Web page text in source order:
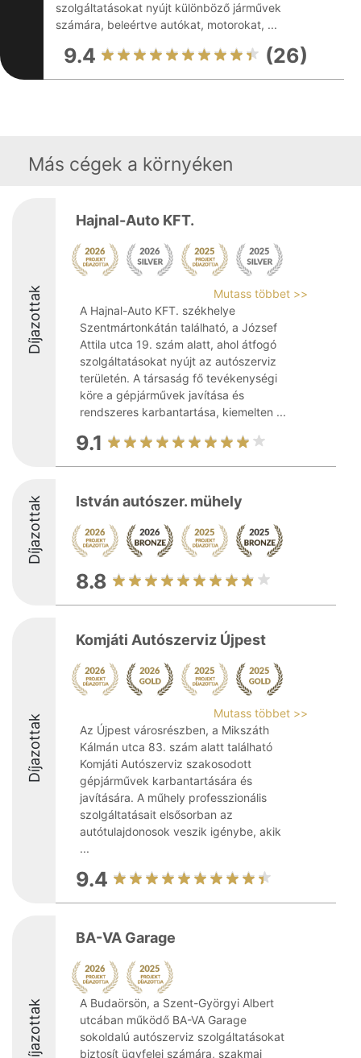
szolgáltatásokat nyújt különböző járművek
számára, beleértve autókat, motorokat, ...
9.4 (26)
Más cégek a környéken
Díjazottak
Hajnal-Auto KFT.
Mutass többet >>
A Hajnal-Auto KFT. székhelye
Szentmártonkátán található, a József
Attila utca 19. szám alatt, ahol átfogó
szolgáltatásokat nyújt az autószerviz
területén. A társaság fő tevékenységi
köre a gépjárművek javítása és
rendszeres karbantartása, kiemelten ...
9.1
Díjazottak István autószer. mühely
8.8
Díjazottak
Komjáti Autószerviz Újpest
Mutass többet >>
Az Újpest városrészben, a Mikszáth
Kálmán utca 83. szám alatt található
Komjáti Autószerviz szakosodott
gépjárművek karbantartására és
javítására. A műhely professzionális
szolgáltatásait elsősorban az
autótulajdonosok veszik igénybe, akik
...
9.4
Díjazottak
BA-VA Garage
A Budaörsön, a Szent-Györgyi Albert
utcában működő BA-VA Garage
sokoldalú autószerviz szolgáltatásokat
biztosít ügyfelei számára, szakmai